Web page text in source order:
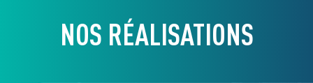
NOS RÉALISATIONS